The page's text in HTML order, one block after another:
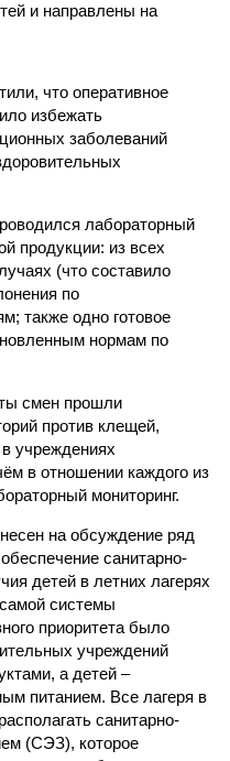
и направлены на
что оперативное
избежать
заболеваний
лабораторный
продукции: из всех
(что составило
по
также одно готовое
нормам по
смен прошли
против клещей,
учреждениях
в отношении каждого из
мониторинг.
на обсуждение ряд
санитарно-
детей в летних лагерях
системы
приоритета было
учреждений
а детей –
питанием. Все лагеря в
санитарно-
(СЭЗ), которое